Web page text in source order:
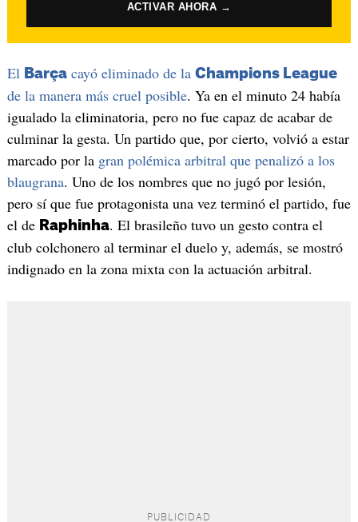
ACTIVAR AHORA →
El Barçacayó eliminado de la Champions League
de la manera más cruel posible. Ya en el minuto 24 había
igualado la eliminatoria, pero no fue capaz de acabar de
culminar la gesta. Un partido que, por cierto, volvió a estar
marcado por la gran polémica arbitral que penalizó a los
blaugrana. Uno de los nombres que no jugó por lesión,
pero sí que fue protagonista una vez terminó el partido, fue
el de Raphinha. El brasileño tuvo un gesto contra el
club colchonero al terminar el duelo y, además, se mostró
indignado en la zona mixta con la actuación arbitral.